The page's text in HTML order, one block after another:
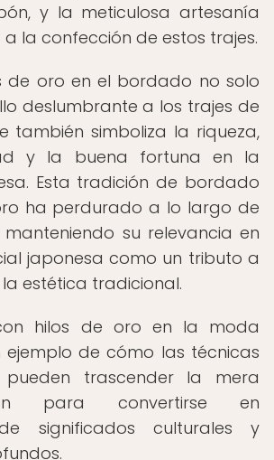
y la meticulosa artesanía
la confección de estos trajes.
de oro en el bordado no solo
deslumbrante a los trajes de
también simboliza la riqueza,
y la buena fortuna en la
Esta tradición de bordado
ha perdurado a lo largo de
manteniendo su relevancia en
japonesa como un tributo a
estética tradicional.
hilos de oro en la moda
ejemplo de cómo las técnicas
trascender la mera
para convertirse en
significados culturales y